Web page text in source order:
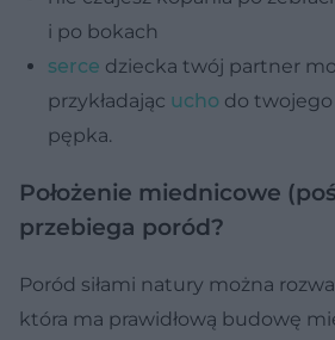
i po bokach
serce dziecka twój partner
przykładając ucho do
pępka.
Położenie miednicowe
przebiega poród?
Poród siłami natury można
która ma prawidłową budowę